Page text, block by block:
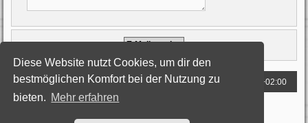
Diese Website nutzt Cookies, um dir den
bestmöglichen Komfort bei der Nutzung zu
bieten. Mehr erfahren
Foren-Übersicht Alle Zeiten sind UTC+02:00
Deutsche Übersetzung durchphpBB.de